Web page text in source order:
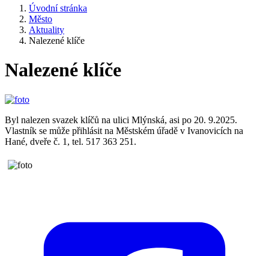
Úvodní stránka
Město
Aktuality
Nalezené klíče
Nalezené klíče
Byl nalezen svazek klíčů na ulici Mlýnská, asi po 20. 9.2025.
Vlastník se může přihlásit na Městském úřadě v Ivanovicích na
Hané, dveře č. 1, tel. 517 363 251.